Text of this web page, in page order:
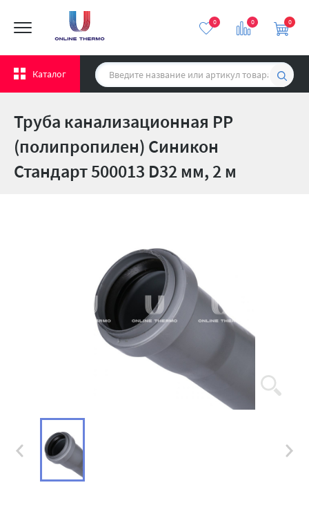
0 0
Каталог
0
Труба канализационная PP
(полипропилен) Синикон
Стандарт 500013 D32 мм, 2 м